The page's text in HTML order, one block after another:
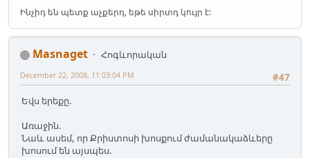
Ինչիդ են պետք աչքերդ, եթե սիրտդ կույր է:
Masnaget
Հոգևորական
#47
December 22, 2008, 11:03:04 PM
Եվս երեքը.
Առաջին.
Նաև ասեմ, որ Քրիստոսի խոսքում ժամանակաձևերը
խոսում են այսպես.